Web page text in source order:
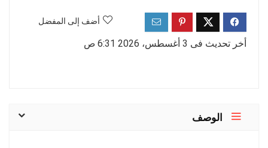
أضف إلى المفضل
أخر تحديث فى 3 أغسطس، 2026 6:31 ص
الوصف